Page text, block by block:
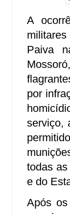
A
Paiva
por
serviço,
todas
e do
Após